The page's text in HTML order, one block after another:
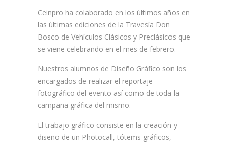
Ceinpro ha colaborado en los últimos años en
las últimas ediciones de la Travesía Don
Bosco de Vehículos Clásicos y Preclásicos que
se viene celebrando en el mes de febrero.
Nuestros alumnos de Diseño Gráfico son los
encargados de realizar el reportaje
fotográfico del evento así como de toda la
campaña gráfica del mismo.
El trabajo gráfico consiste en la creación y
diseño de un Photocall, tótems gráficos,